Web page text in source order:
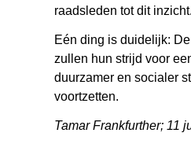
raadsleden tot dit inzicht.
Eén ding is duidelijk:
zullen hun strijd voor
duurzamer en socialer
voortzetten.
Tamar Frankfurther; 11